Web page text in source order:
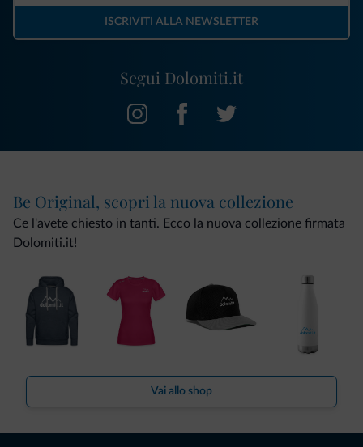
Segui Dolomiti.it
ISCRIVITI ALLA NEWSLETTER
Be Original, scopri la nuova collezione
Ce l'avete chiesto in tanti. Ecco la nuova collezione firmata
Dolomiti.it!
Vai allo shop